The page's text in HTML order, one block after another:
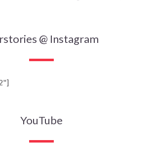
@ Instagram
YouTube